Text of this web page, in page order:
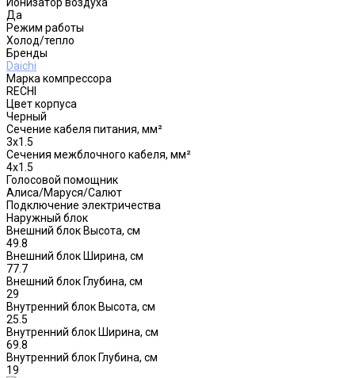
Ионизатор воздуха
Да
Режим работы
Холод/тепло
Бренды
Daichi
Марка компрессора
RECHI
Цвет корпуса
Черный
Сечение кабеля питания, мм²
3x1.5
Сечения межблочного кабеля, мм²
4x1.5
Голосовой помощник
Алиса/Маруся/Салют
Подключение электричества
Наружный блок
Внешний блок Высота, см
49.8
Внешний блок Ширина, см
77.7
Внешний блок Глубина, см
29
Внутренний блок Высота, см
25.5
Внутренний блок Ширина, см
69.8
Внутренний блок Глубина, см
19